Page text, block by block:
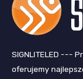
SIGNLITELED ---
oferujemy